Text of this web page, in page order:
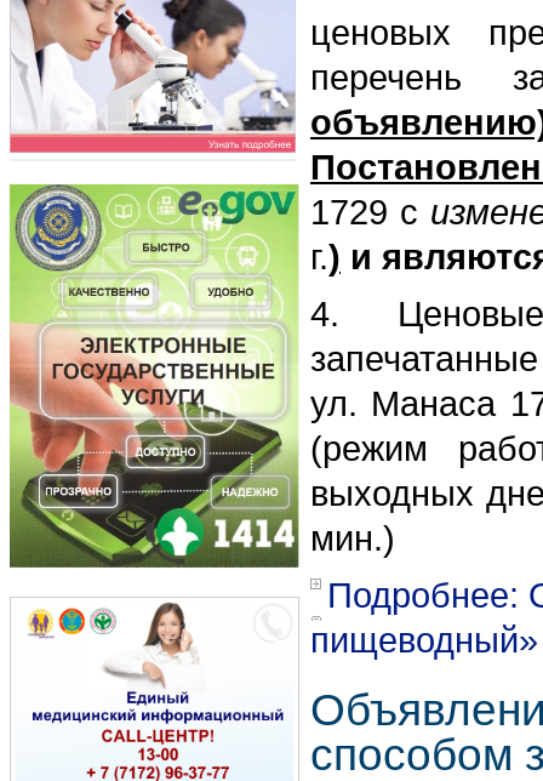
ценовых
перечень
1729 с
г.) и
4. Ценовые
ул. Манаса
(режим
выходных
мин.)
Подробнее:
пищеводный»
способом